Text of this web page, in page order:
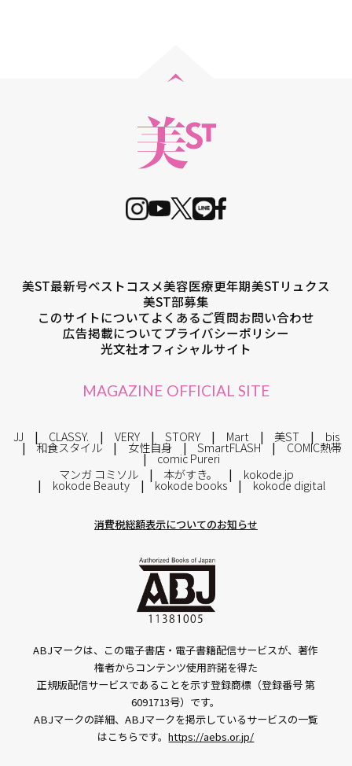
美ST最新号ベストコスメ美容医療更年期美STリュクス
美ST部募集
このサイトについてよくあるご質問お問い合わせ
広告掲載についてプライバシーポリシー
光文社オフィシャルサイト
MAGAZINE OFFICIAL SITE
JJ CLASSY. VERY STORY Mart 美ST bis
和食スタイル 女性自身 SmartFLASH COMIC熱帯
comic Pureri
マンガ コミソル
本がすき。 kokode.jp
kokode Beauty kokode books kokode digital
消費税総額表示についてのお知らせ
ABJマークは、この電子書店・電子書籍配信サービスが、著作
権者からコンテンツ使用許諾を得た
正規版配信サービスであることを示す登録商標（登録番号 第
6091713号）です。
ABJマークの詳細、ABJマークを掲示しているサービスの一覧
はこちらです。https://aebs.or.jp/